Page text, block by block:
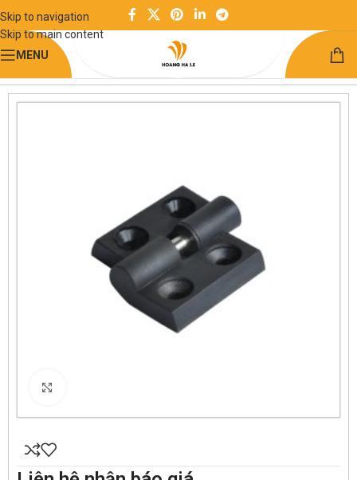
Skip to navigation
Skip to main content
MENU
Trang chủ
Thanh định hình và phụ kiện Nhôm định hình